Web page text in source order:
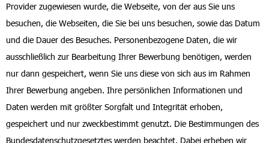
Provider zugewiesen wurde, die Webseite, von der aus Sie uns
besuchen, die Webseiten, die Sie bei uns besuchen, sowie das Datum
und die Dauer des Besuches. Personenbezogene Daten, die wir
ausschließlich zur Bearbeitung Ihrer Bewerbung benötigen, werden
nur dann gespeichert, wenn Sie uns diese von sich aus im Rahmen
Ihrer Bewerbung angeben. Ihre persönlichen Informationen und
Daten werden mit größter Sorgfalt und Integrität erhoben,
gespeichert und nur zweckbestimmt genutzt. Die Bestimmungen des
Bundesdatenschutzgesetztes werden beachtet. Dabei erheben wir